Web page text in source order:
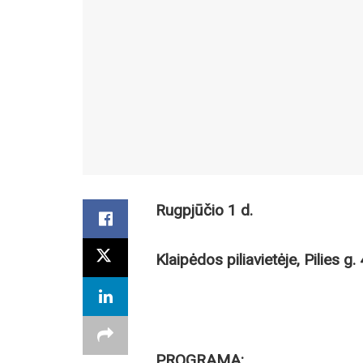
Rugpjūčio 1 d.
Klaipėdos piliavietėje, Pilies g.